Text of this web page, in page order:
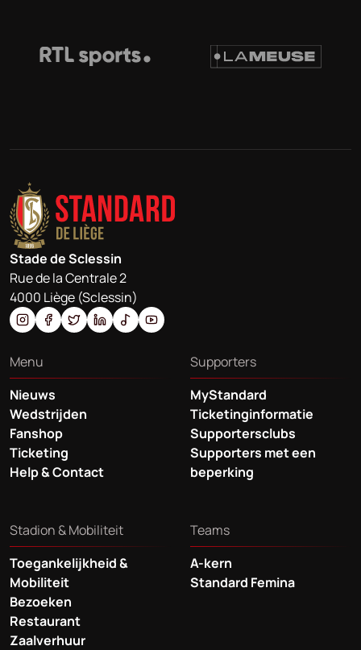
Stade de Sclessin
Rue de la Centrale 2
4000 Liège (Sclessin)
Menu
Nieuws
Wedstrijden
Fanshop
Ticketing
Help & Contact
Supporters
MyStandard
Ticketinginformatie
Supportersclubs
Supporters met een
beperking
Stadion & Mobiliteit
Toegankelijkheid &
Mobiliteit
Bezoeken
Restaurant
Zaalverhuur
Teams
A-kern
Standard Femina